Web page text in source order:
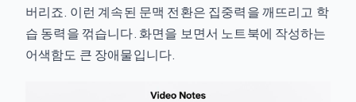
버리죠. 이런 계속된 문맥 전환은 집중력을 깨뜨리고 학
습 동력을 꺾습니다. 화면을 보면서 노트북에 작성하는
어색함도 큰 장애물입니다.